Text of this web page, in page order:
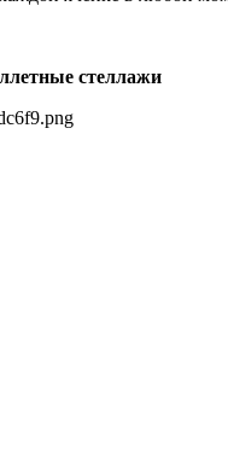
стеллажи